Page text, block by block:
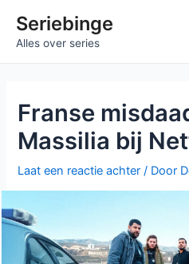
naarSeriebinge
Alles over series
Franse
Massilia bij
Laat een reactie achter / Door